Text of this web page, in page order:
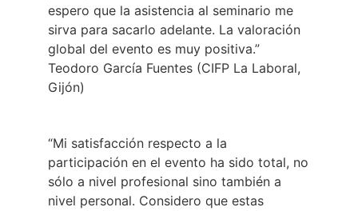
espero que la asistencia al seminario me
sirva para sacarlo adelante. La valoración
global del evento es muy positiva.”
Teodoro García Fuentes (CIFP La Laboral,
Gijón)
“Mi satisfacción respecto a la
participación en el evento ha sido total, no
sólo a nivel profesional sino también a
nivel personal. Considero que estas